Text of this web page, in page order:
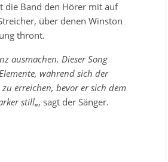
die Band den Hörer mit auf
über denen Winston
thront.
ausmachen. Dieser Song
während sich der
erreichen, bevor er sich dem
still„, sagt der Sänger.